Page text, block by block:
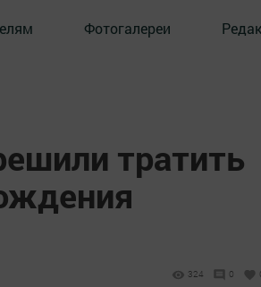
Фотогалереи
тратить
324 0